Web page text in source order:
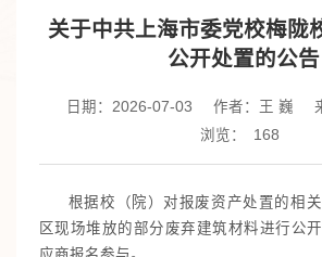
关于中共上海市委党校梅陇
公开处置的公告
日期：2026-07-03 作者：王 巍
浏览：
168
根据校（院）对报废资产处置的相
区现场堆放的部分废弃建筑材料进行公